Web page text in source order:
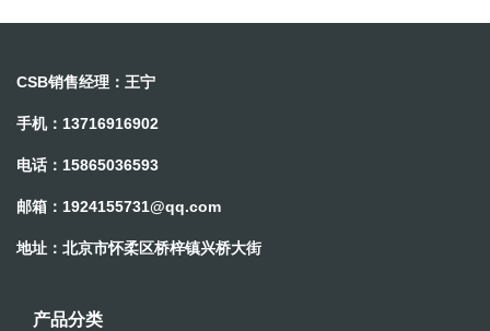
CSB销售经理：王宁
手机：13716916902
电话：15865036593
邮箱： 1924155731@qq.com
地址：北京市怀柔区桥梓镇兴桥大街
产品分类